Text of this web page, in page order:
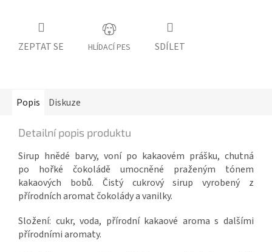
ZEPTAT SE HLÍDACÍ PES SDÍLET
Popis Diskuze
Detailní popis produktu
Sirup hnědé barvy, voní po kakaovém prášku, chutná
po hořké čokoládě umocněné praženým tónem
kakaových bobů. Čistý cukrový sirup vyrobený z
přírodních aromat čokolády a vanilky.
Složení: cukr, voda, přírodní kakaové aroma s dalšími
přírodními aromaty.